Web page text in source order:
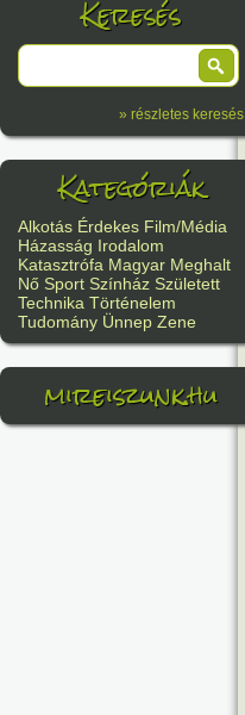
Keresés
» részletes keresés
Kategóriák
Alkotás Érdekes Film/Média
Házasság Irodalom
Katasztrófa Magyar Meghalt
Nő Sport Színház Született
Technika Történelem
Tudomány Ünnep Zene
mireiszunk.hu